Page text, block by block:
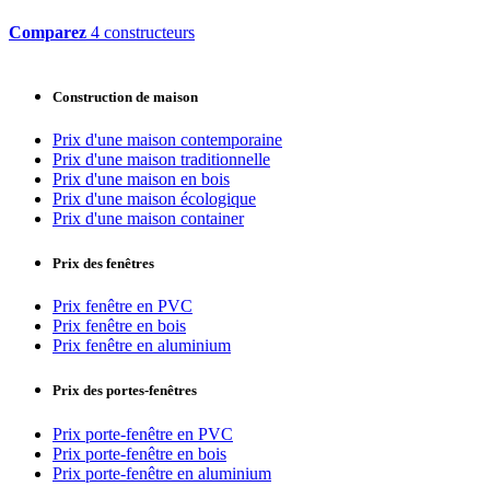
Comparez 4 constructeurs
Construction de maison
Prix d'une maison contemporaine
Prix d'une maison traditionnelle
Prix d'une maison en bois
Prix d'une maison écologique
Prix d'une maison container
Prix des fenêtres
Prix fenêtre en PVC
Prix fenêtre en bois
Prix fenêtre en aluminium
Prix des portes-fenêtres
Prix porte-fenêtre en PVC
Prix porte-fenêtre en bois
Prix porte-fenêtre en aluminium